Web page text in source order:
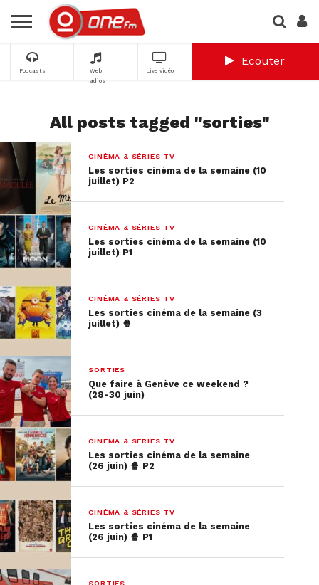
Podcasts
Web
radios
Live vidéo
Ecouter
All posts tagged "sorties"
CINÉMA & SÉRIES TV
Les sorties cinéma de la semaine (10
juillet) P2
CINÉMA & SÉRIES TV
Les sorties cinéma de la semaine (10
juillet) P1
CINÉMA & SÉRIES TV
Les sorties cinéma de la semaine (3
juillet) 🍿
SORTIES
Que faire à Genève ce weekend ?
(28-30 juin)
CINÉMA & SÉRIES TV
Les sorties cinéma de la semaine
(26 juin) 🍿 P2
CINÉMA & SÉRIES TV
Les sorties cinéma de la semaine
(26 juin) 🍿 P1